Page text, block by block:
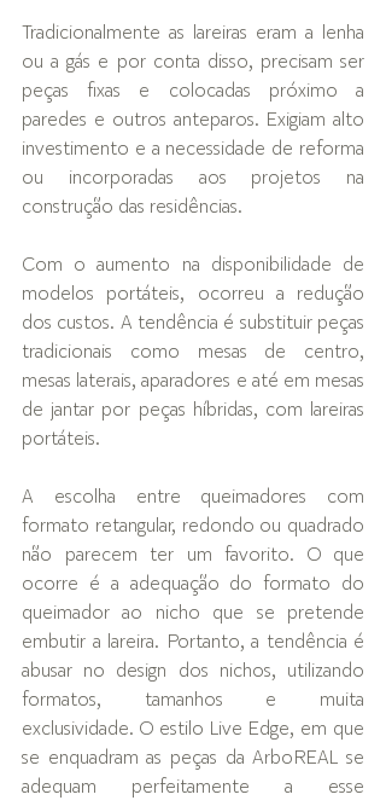
Tradicionalmente as lareiras eram a lenha
ou a gás e por conta disso, precisam ser
peças fixas e colocadas próximo a
paredes e outros anteparos. Exigiam alto
investimento e a necessidade de reforma
ou incorporadas aos projetos na
construção das residências.
Com o aumento na disponibilidade de
modelos portáteis, ocorreu a redução
dos custos. A tendência é substituir peças
tradicionais como mesas de centro,
mesas laterais, aparadores e até em mesas
de jantar por peças híbridas, com lareiras
portáteis.
A escolha entre queimadores com
formato retangular, redondo ou quadrado
não parecem ter um favorito. O que
ocorre é a adequação do formato do
queimador ao nicho que se pretende
embutir a lareira. Portanto, a tendência é
abusar no design dos nichos, utilizando
formatos, tamanhos e muita
exclusividade. O estilo Live Edge, em que
se enquadram as peças da ArboREAL se
adequam perfeitamente a esse